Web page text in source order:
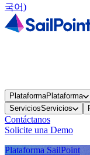
국어)
PlataformaPlataforma
ServiciosServicios
Contáctanos
Solicite una Demo
Plataforma SailPoint